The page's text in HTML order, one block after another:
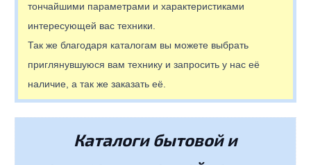
тончайшими параметрами и характеристиками
интересующей вас техники.
Так же благодаря каталогам вы можете выбрать
приглянувшуюся вам технику и запросить у нас её
наличие, а так же заказать её.
Каталоги бытовой и